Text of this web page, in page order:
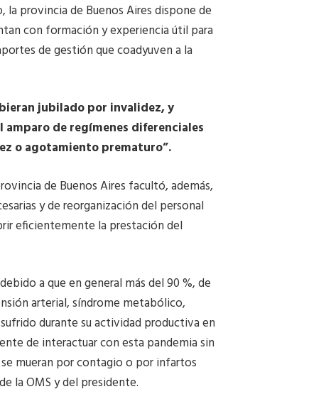
provincia de Buenos Aires dispone de
con formación y experiencia útil para
de gestión que coadyuven a la
jubilado por invalidez, y
de regímenes diferenciales
o agotamiento prematuro”.
de Buenos Aires facultó, además,
y de reorganización del personal
eficientemente la prestación del
a que en general más del 90 %, de
arterial, síndrome metabólico,
durante su actividad productiva en
de interactuar con esta pandemia sin
mueran por contagio o por infartos
la OMS y del presidente.